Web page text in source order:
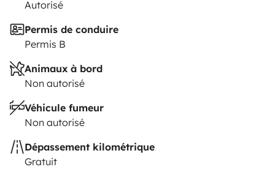
Autorisé
Permis de conduire
Permis B
Animaux à bord
Non autorisé
Véhicule fumeur
Non autorisé
Dépassement kilométrique
Gratuit